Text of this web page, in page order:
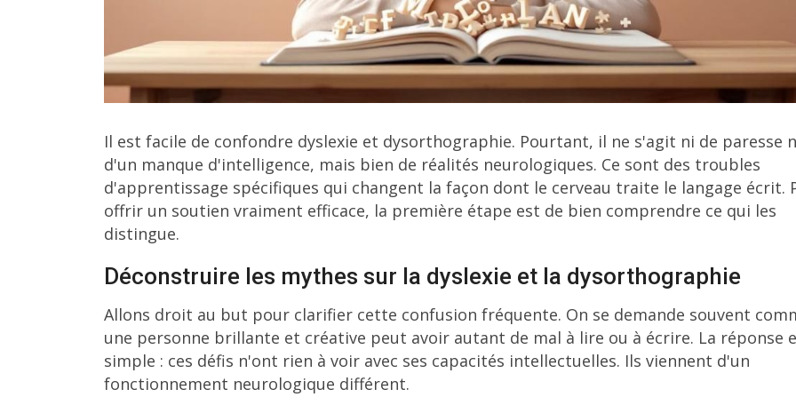
Il est facile de confondre dyslexie et dysorthographie. Pourtant, il ne s'agit ni de paresse
d'un manque d'intelligence, mais bien de réalités neurologiques. Ce sont des troubles
d'apprentissage spécifiques qui changent la façon dont le cerveau traite le langage écrit.
offrir un soutien vraiment efficace, la première étape est de bien comprendre ce qui les
distingue.
Déconstruire les mythes sur la dyslexie et la dysorthographie
Allons droit au but pour clarifier cette confusion fréquente. On se demande souvent
une personne brillante et créative peut avoir autant de mal à lire ou à écrire. La réponse
simple : ces défis n'ont rien à voir avec ses capacités intellectuelles. Ils viennent d'un
fonctionnement neurologique différent.